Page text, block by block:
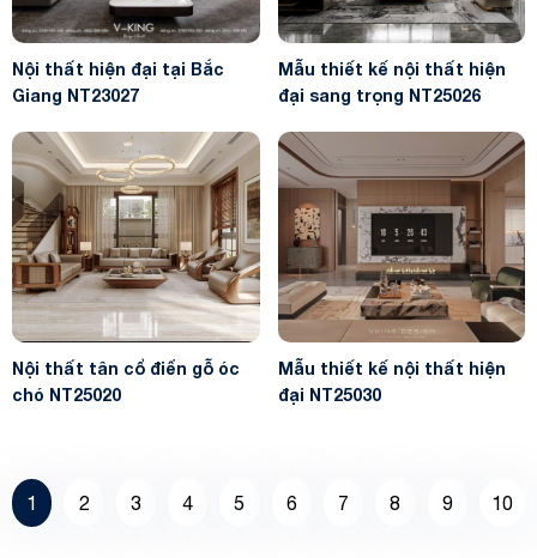
Nội thất hiện đại tại Bắc
Giang NT23027
Mẫu thiết kế nội thất hiện
đại sang trọng NT25026
Nội thất tân cổ điển gỗ óc
chó NT25020
Mẫu thiết kế nội thất hiện
đại NT25030
1 2 3 4 5 6 7 8 9 10